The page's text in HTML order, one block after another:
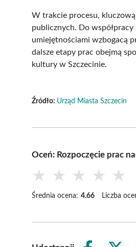
W trakcie procesu,
publicznych. Do
umiejętnościami wzbogacą
dalsze etapy prac obejmą
kultury w Szczecinie.
Źródło: Urząd Miasta Szczecin
Oceń: Rozpoczęcie prac
★ ★ ★ ★ ★
Średnia ocena: 4.66 Liczba